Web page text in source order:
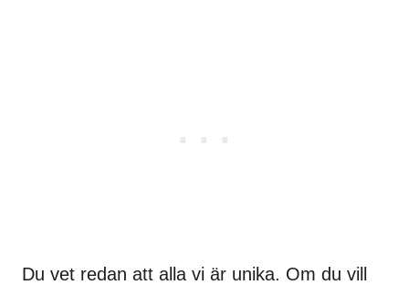
Du vet redan att alla vi är unika. Om du vill